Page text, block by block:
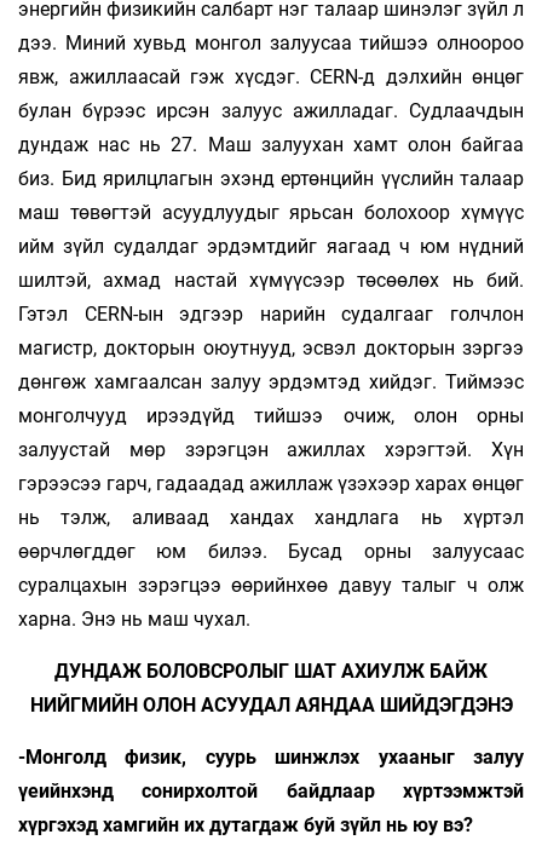
энергийн физикийн салбарт нэг талаар шинэлэг зүйл л
дээ. Миний хувьд монгол залуусаа тийшээ олноороо
явж, ажиллаасай гэж хүсдэг. CERN-д дэлхийн өнцөг
булан бүрээс ирсэн залуус ажилладаг. Судлаачдын
дундаж нас нь 27. Маш залуухан хамт олон байгаа
биз. Бид ярилцлагын эхэнд ертөнцийн үүслийн талаар
маш төвөгтэй асуудлуудыг ярьсан болохоор хүмүүс
ийм зүйл судалдаг эрдэмтдийг яагаад ч юм нүдний
шилтэй, ахмад настай хүмүүсээр төсөөлөх нь бий.
Гэтэл CERN-ын эдгээр нарийн судалгааг голчлон
магистр, докторын оюутнууд, эсвэл докторын зэргээ
дөнгөж хамгаалсан залуу эрдэмтэд хийдэг. Тиймээс
монголчууд ирээдүйд тийшээ очиж, олон орны
залуустай мөр зэрэгцэн ажиллах хэрэгтэй. Хүн
гэрээсээ гарч, гадаадад ажиллаж үзэхээр харах өнцөг
нь тэлж, аливаад хандах хандлага нь хүртэл
өөрчлөгддөг юм билээ. Бусад орны залуусаас
суралцахын зэрэгцээ өөрийнхөө давуу талыг ч олж
харна. Энэ нь маш чухал.
ДУНДАЖ БОЛОВСРОЛЫГ ШАТ АХИУЛЖ БАЙЖ
НИЙГМИЙН ОЛОН АСУУДАЛ АЯНДАА ШИЙДЭГДЭНЭ
-Монголд физик, суурь шинжлэх ухааныг залуу
үеийнхэнд сонирхолтой байдлаар хүртээмжтэй
хүргэхэд хамгийн их дутагдаж буй зүйл нь юу вэ?